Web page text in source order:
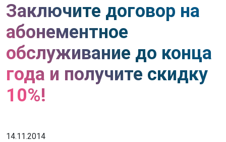
Заключите договор на
абонементное
обслуживание до конца
года и получите скидку
10%!
14.11.2014